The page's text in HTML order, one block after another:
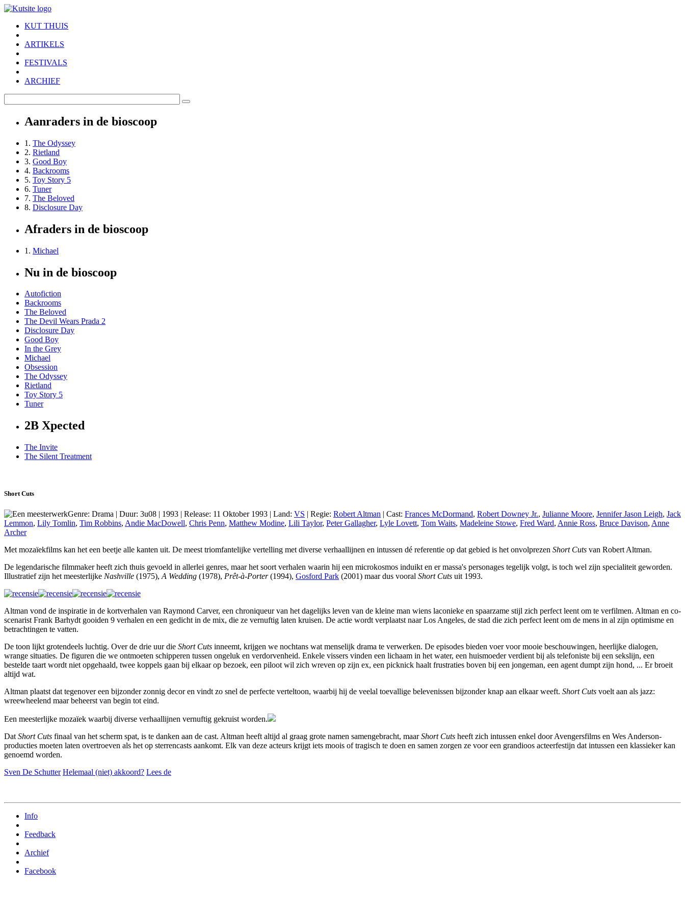
Skip to main content
KUT THUIS
ARTIKELS
FESTIVALS
ARCHIEF
Aanraders in de bioscoop
1. The Odyssey
2. Rietland
3. Good Boy
4. Backrooms
5. Toy Story 5
6. Tuner
7. The Beloved
8. Disclosure Day
Afraders in de bioscoop
1. Michael
Nu in de bioscoop
Autofiction
Backrooms
The Beloved
The Devil Wears Prada 2
Disclosure Day
Good Boy
In the Grey
Michael
Obsession
The Odyssey
Rietland
Toy Story 5
Tuner
2B Xpected
The Invite
The Silent Treatment
Short Cuts
Genre: Drama | Duur: 3u08 | 1993 | Release: 11 Oktober 1993 | Land: VS | Regie: Robert Altman | Cast: Frances McDormand, Robert Downey Jr., Julianne Moore, Jennifer Jason Leigh, Jack
Lemmon, Lily Tomlin, Tim Robbins, Andie MacDowell, Chris Penn, Matthew Modine, Lili Taylor, Peter Gallagher, Lyle Lovett, Tom Waits, Madeleine Stowe, Fred Ward, Annie Ross, Bruce Davison, Anne
Archer
Met mozaïekfilms kan het een beetje alle kanten uit. De meest triomfantelijke vertelling met diverse verhaallijnen en intussen dé referentie op dat gebied is het onvolprezen Short Cuts van Robert Altman.
De legendarische filmmaker heeft zich thuis gevoeld in allerlei genres, maar het soort verhalen waarin hij een microkosmos induikt en er massa's personages tegelijk volgt, is toch wel zijn specialiteit geworden.
Illustratief zijn het meesterlijke Nashville (1975), A Wedding (1978), Prêt-à-Porter(1994), Gosford Park (2001) maar dus vooral Short Cuts uit 1993.
Altman vond de inspiratie in de kortverhalen van Raymond Carver, een chroniqueur van het dagelijks leven van de kleine man wiens laconieke en spaarzame stijl zich perfect leent om te verfilmen. Altman en co-
scenarist Frank Barhydt gooiden 9 verhalen en een gedicht in de mix, die ze vernuftig laten kruisen. De actie wordt verplaatst naar Los Angeles, de stad die zich perfect leent om de mens in al zijn optimisme en
betrachtingen te vatten.
De toon lijkt grotendeels luchtig. Over de drie uur die Short Cuts inneemt, krijgen we nochtans wat menselijk drama te verwerken. De episodes bieden voer voor mooie beschouwingen, heerlijke dialogen,
wrange situaties. De figuren die we ontmoeten schipperen tussen ongeluk en verdorvenheid. Enkele vissers vinden een lichaam in het water, een huismoeder verdient bij als telefoniste bij een sekslijn, een
bestelde taart wordt niet opgehaald, twee koppels gaan bij elkaar op bezoek, een piloot wil zich wreven op zijn ex, een picknick haalt frustraties boven bij een jongeman, een agent dumpt zijn hond, ... Er broeit
altijd wat.
Altman plaatst dat tegenover een bijzonder zonnig decor en vindt zo snel de perfecte verteltoon, waarbij hij de veelal toevallige belevenissen bijzonder knap aan elkaar weeft. Short Cuts voelt aan als jazz:
wreewheelend maar beheerst van begin tot eind.
Een meesterlijke mozaïek waarbij diverse verhaallijnen vernuftig gekruist worden.
Dat Short Cuts finaal van het scherm spat, is te danken aan de cast. Altman heeft altijd al graag grote namen samengebracht, maarShort Cuts heeft zich intussen enkel door Avengersfilms en Wes Anderson-
producties moeten laten overtroeven als het op sterrencasts aankomt. Elk van deze acteurs krijgt iets moois of tragisch te doen en samen zorgen ze voor een grandioos acteerfestijn dat intussen een klassieker kan
genoemd worden.
Sven De Schutter Helemaal (niet) akkoord? Lees de
Info
Feedback
Archief
Facebook